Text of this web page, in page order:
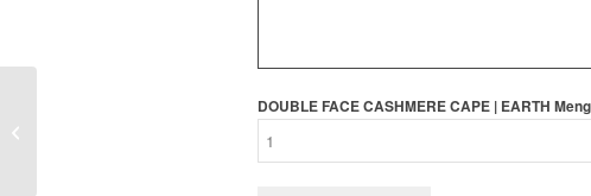
DOUBLE FACE CASHMERE CAPE | EARTH